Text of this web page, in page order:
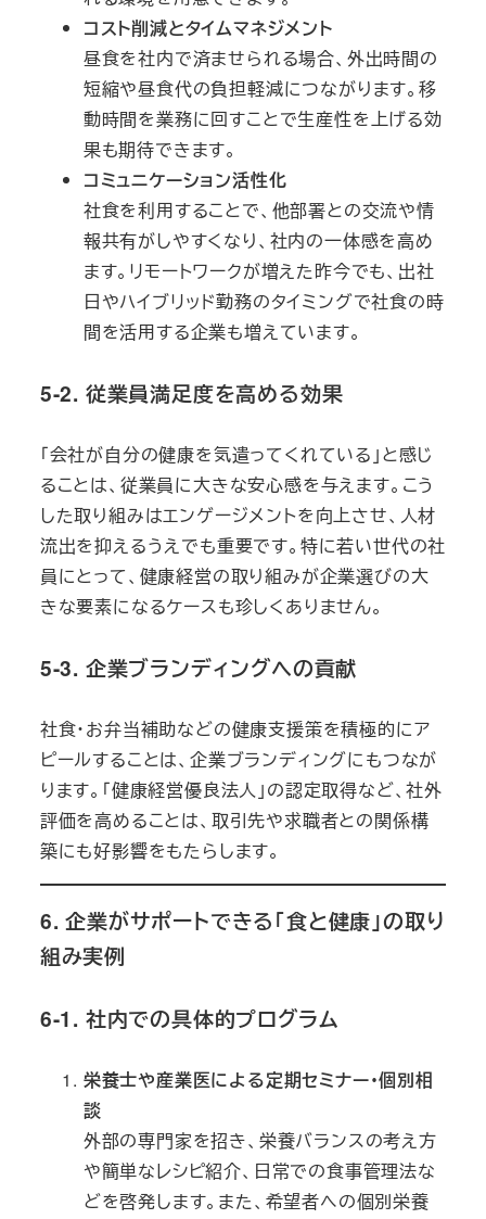
コスト削減とタイムマネジメント
昼食を社内で済ませられる場合、外出時間の
短縮や昼食代の負担軽減につながります。移
動時間を業務に回すことで生産性を上げる効
果も期待できます。
コミュニケーション活性化
社食を利用することで、他部署との交流や情
報共有がしやすくなり、社内の一体感を高め
ます。リモートワークが増えた昨今でも、出社
日やハイブリッド勤務のタイミングで社食の時
間を活用する企業も増えています。
5-2. 従業員満足度を高める効果
「会社が自分の健康を気遣ってくれている」と感じ
ることは、従業員に大きな安心感を与えます。こう
した取り組みはエンゲージメントを向上させ、人材
流出を抑えるうえでも重要です。特に若い世代の社
員にとって、健康経営の取り組みが企業選びの大
きな要素になるケースも珍しくありません。
5-3. 企業ブランディングへの貢献
社食・お弁当補助などの健康支援策を積極的にア
ピールすることは、企業ブランディングにもつなが
ります。「健康経営優良法人」の認定取得など、社外
評価を高めることは、取引先や求職者との関係構
築にも好影響をもたらします。
6. 企業がサポートできる「食と健康」の取り
組み実例
6-1. 社内での具体的プログラム
栄養士や産業医による定期セミナー・個別相
談
外部の専門家を招き、栄養バランスの考え方
や簡単なレシピ紹介、日常での食事管理法な
どを啓発します。また、希望者への個別栄養